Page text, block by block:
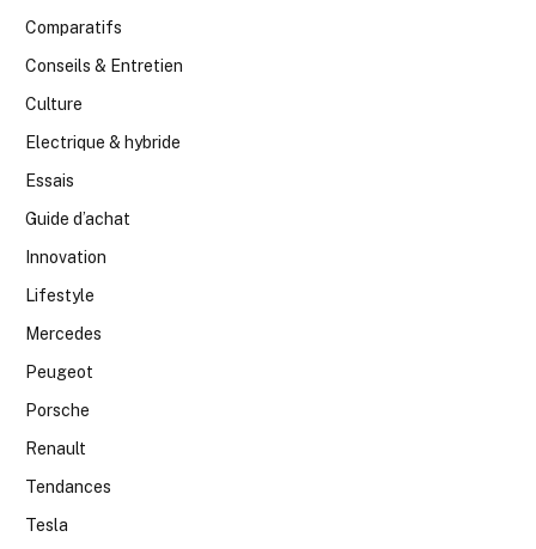
Comparatifs
Conseils & Entretien
Culture
Electrique & hybride
Essais
Guide d’achat
Innovation
Lifestyle
Mercedes
Peugeot
Porsche
Renault
Tendances
Tesla